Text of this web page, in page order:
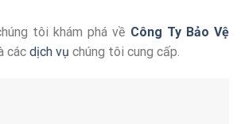
tôi khám phá về Công Ty Bảo Vệ
các dịch vụ chúng tôi cung cấp.